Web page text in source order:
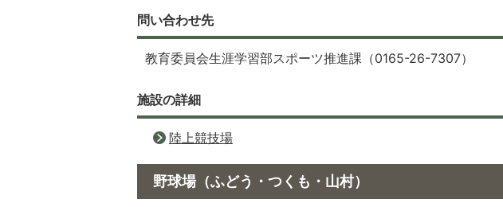
問い合わせ先
教育委員会生涯学習部スポーツ推進課（0165-26-7307）
施設の詳細
陸上競技場
野球場（ふどう・つくも・山村）